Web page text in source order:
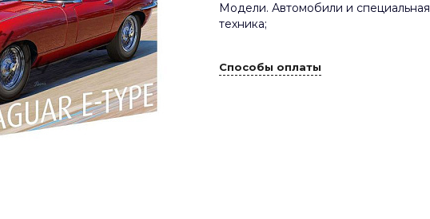
Модели. Автомобили и специальная
техника;
Способы оплаты